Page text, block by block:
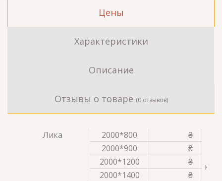
Цены
Характеристики
Описание
Отзывы о товаре (0 отзывов)
Лика 2000*800 ₴
2000*900
₴
2000*1200
₴
2000*1400
₴